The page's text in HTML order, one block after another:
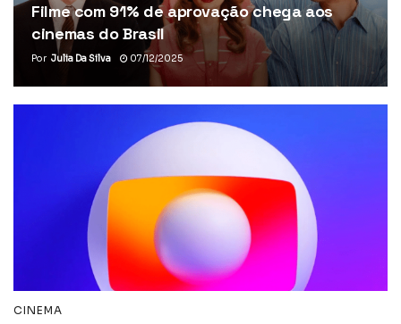
Filme com 91% de aprovação chega aos
cinemas do Brasil
Por Julia Da Silva 07/12/2025
CINEMA